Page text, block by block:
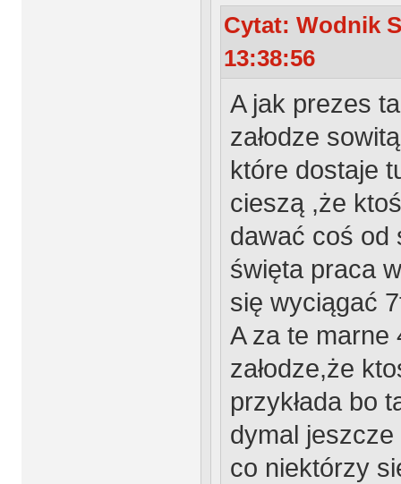
Cytat: Wodnik
13:38:56
A jak prezes
załodze
które dostaje
cieszą ,że
dawać coś od
święta praca
się wyciągać
A za te marne
załodze,że
przykłada bo
dymal
co niektórzy